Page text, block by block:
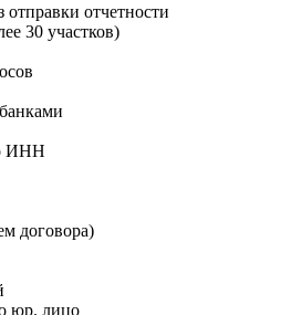
отправки отчетности
30 участков)
ИНН
договора)
юр. лицо